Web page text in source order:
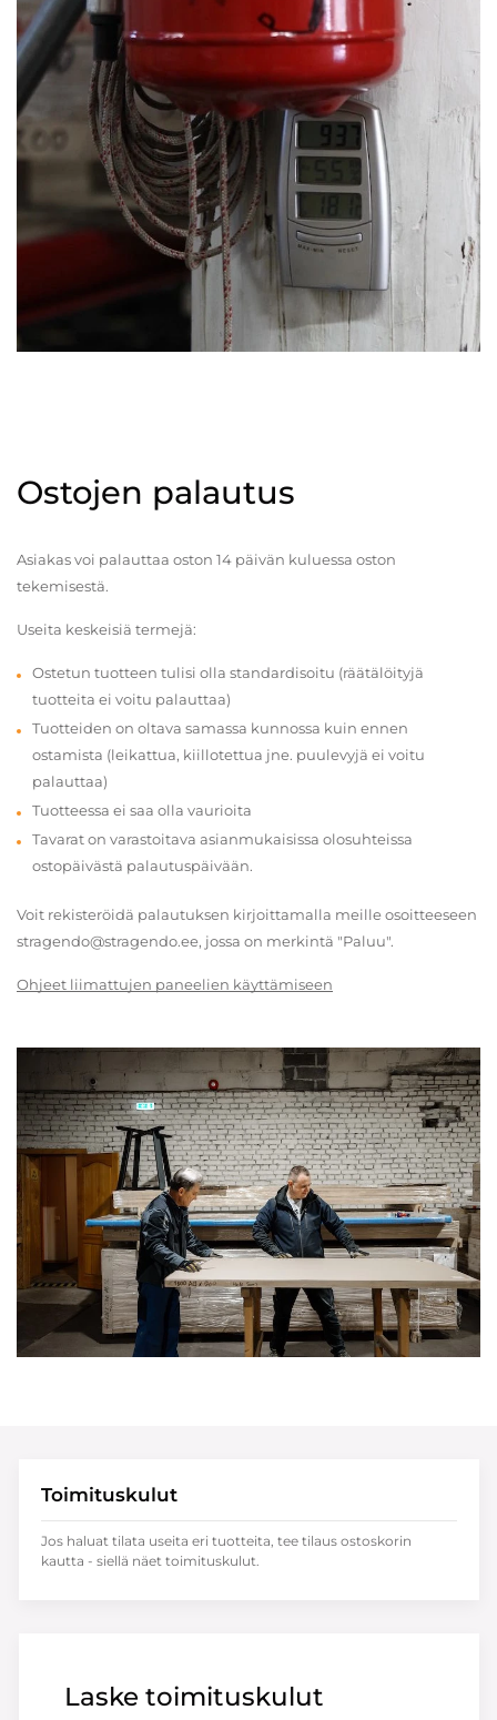
Ostojen palautus
Asiakas voi palauttaa oston 14 päivän kuluessa oston
tekemisestä.
Useita keskeisiä termejä:
Ostetun tuotteen tulisi olla standardisoitu (räätälöityjä
tuotteita ei voitu palauttaa)
Tuotteiden on oltava samassa kunnossa kuin ennen
ostamista (leikattua, kiillotettua jne. puulevyjä ei voitu
palauttaa)
Tuotteessa ei saa olla vaurioita
Tavarat on varastoitava asianmukaisissa olosuhteissa
ostopäivästä palautuspäivään.
Voit rekisteröidä palautuksen kirjoittamalla meille osoitteeseen
stragendo@stragendo.ee, jossa on merkintä "Paluu".
Ohjeet liimattujen paneelien käyttämiseen
Laske toimituskulut
Toimituskulut
Jos haluat tilata useita eri tuotteita, tee tilaus ostoskorin
kautta - siellä näet toimituskulut.